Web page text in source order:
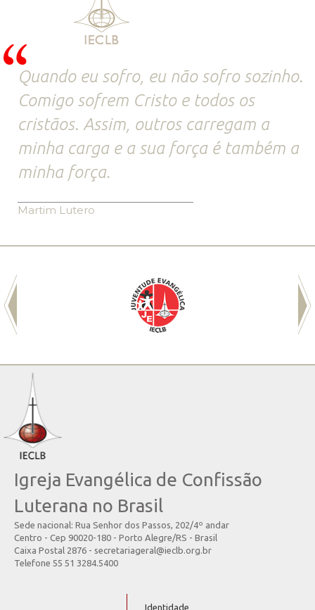
Quando eu sofro, eu não sofro sozinho.
Comigo sofrem Cristo e todos os
cristãos. Assim, outros carregam a
minha carga e a sua força é também a
minha força.
Martim Lutero
Igreja Evangélica de Confissão
Luterana no Brasil
Sede nacional: Rua Senhor dos Passos, 202/4º andar
Centro - Cep 90020-180 - Porto Alegre/RS - Brasil
Caixa Postal 2876 - secretariageral@ieclb.org.br
Telefone 55 51 3284.5400
Identidade